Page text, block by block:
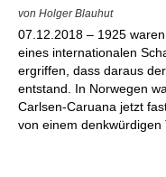
von Holger Blauhut
07.12.2018 – 1925
eines internationalen
ergriffen, dass daraus
entstand. In Norwegen
Carlsen-Caruana jetzt
von einem denkwürdigen